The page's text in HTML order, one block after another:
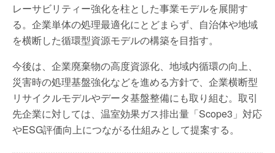
レーサビリティー強化を柱とした事業モデルを展開す
る。企業単体の処理最適化にとどまらず、自治体や地域
を横断した循環型資源モデルの構築を目指す。
今後は、企業廃棄物の高度資源化、地域内循環の向上、
災害時の処理基盤強化などを進める方針で、企業横断型
リサイクルモデルやデータ基盤整備にも取り組む。取引
先企業に対しては、温室効果ガス排出量「Scope3」対応
やESG評価向上につながる仕組みとして提案する。